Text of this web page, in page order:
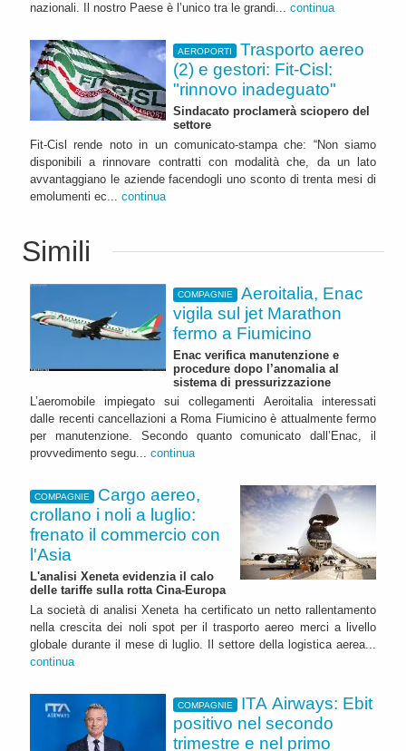
nazionali. Il nostro Paese è l’unico tra le grandi... continua
AEROPORTI
Trasporto aereo
(2) e gestori: Fit-Cisl:
"rinnovo inadeguato"
Sindacato proclamerà sciopero del
settore
Fit-Cisl rende noto in un comunicato-stampa che: “Non siamo
disponibili a rinnovare contratti con modalità che, da un lato
avvantaggiano le aziende facendogli uno sconto di trenta mesi di
emolumenti ec... continua
Simili
COMPAGNIE
Aeroitalia, Enac
vigila sul jet Marathon
fermo a Fiumicino
Enac verifica manutenzione e
procedure dopo l’anomalia al
sistema di pressurizzazione
L’aeromobile impiegato sui collegamenti Aeroitalia interessati
dalle recenti cancellazioni a Roma Fiumicino è attualmente fermo
per manutenzione. Secondo quanto comunicato dall’Enac, il
provvedimento segu... continua
COMPAGNIE
Cargo aereo,
crollano i noli a luglio:
frenato il commercio con
l'Asia
L'analisi Xeneta evidenzia il calo
delle tariffe sulla rotta Cina-Europa
La società di analisi Xeneta ha certificato un netto rallentamento
nella crescita dei noli spot per il trasporto aereo merci a livello
globale durante il mese di luglio. Il settore della logistica aerea...
continua
COMPAGNIE
ITA Airways: Ebit
positivo nel secondo
trimestre e nel primo